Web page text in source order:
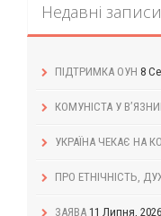
Недавні записи
ПІДТРИМКА ОУН 8
КОМУНІСТА У
УКРАЇНА ЧЕКАЄ НА
ПРО ЕТНІЧНІСТЬ,
ЗАЯВА 11 Липня, 2026